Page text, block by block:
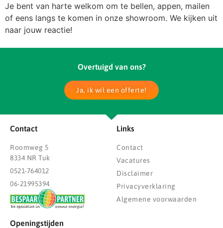
Je bent van harte welkom om te bellen, appen, mailen
of eens langs te komen in onze showroom. We kijken uit
naar jouw reactie!
Overtuigd van ons?
Ja, ik wil een offerte!
Contact
Roomweg 5
8334 NR Tuk
0521-764012
06-21995394
Links
Contact
Vacatures
Disclaimer
Privacyverklaring
Algemene voorwaarden
Openingstijden